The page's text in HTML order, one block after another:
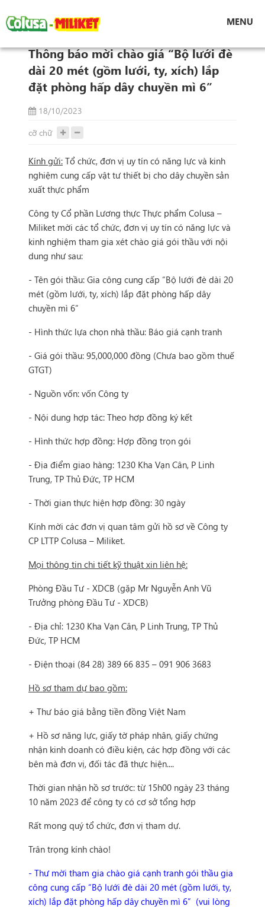
MENU
Thông báo mời chào giá “Bộ lưới đè dài 20 mét
mì 6”
Thông báo mời chào giá “Bộ lưới đè
dài 20 mét (gồm lưới, ty, xích) lắp
đặt phòng hấp dây chuyền mì 6”
18/10/2023
cỡ chữ
Kính gửi: Tổ chức, đơn vị uy tín có năng lực và kinh
nghiệm cung cấp vật tư thiết bị cho dây chuyền sản
xuất thực phẩm
Công ty Cổ phần Lương thực Thực phẩm Colusa –
Miliket mời các tổ chức, đơn vị uy tín có năng lực và
kinh nghiệm tham gia xét chào giá gói thầu với nội
dung như sau:
- Tên gói thầu: Gia công cung cấp “Bộ lưới đè dài 20
mét (gồm lưới, ty, xích) lắp đặt phòng hấp dây
chuyền mì 6”
- Hình thức lựa chọn nhà thầu: Báo giá cạnh tranh
- Giá gói thầu: 95,000,000 đồng (Chưa bao gồm thuế
GTGT)
- Nguồn vốn: vốn Công ty
- Nội dung hợp tác: Theo hợp đồng ký kết
- Hình thức hợp đồng: Hợp đồng trọn gói
- Địa điểm giao hàng: 1230 Kha Vạn Cân, P Linh
Trung, TP Thủ Đức, TP HCM
- Thời gian thực hiện hợp đồng: 30 ngày
Kính mời các đơn vị quan tâm gửi hồ sơ về Công ty
CP LTTP Colusa – Miliket.
Mọi thông tin chi tiết kỹ thuật xin liên hệ:
Phòng Đầu Tư - XDCB (gặp Mr Nguyễn Anh Vũ
Trưởng phòng Đầu Tư - XDCB)
- Địa chỉ: 1230 Kha Vạn Cân, P Linh Trung, TP Thủ
Đức, TP HCM
- Điện thoại (84 28) 389 66 835 – 091 906 3683
Hồ sơ tham dự bao gồm:
+ Thư báo giá bằng tiền đồng Việt Nam
+ Hồ sơ năng lực, giấy tờ pháp nhân, giấy chứng
nhận kinh doanh có điều kiện, các hợp đồng với các
bên mà đơn vị, đối tác đã thực hiện....
Thời gian nhận hồ sơ trước: từ 15h00 ngày 23 tháng
10 năm 2023 để công ty có cơ sở tổng hợp
Rất mong quý tổ chức, đơn vị tham dự.
Trân trọng kính chào!
- Thư mời tham gia chào giá cạnh tranh gói thầu gia
công cung cấp “Bộ lưới đè dài 20 mét (gồm lưới, ty,
xích) lắp đặt phòng hấp dây chuyền mì 6” (vui lòng